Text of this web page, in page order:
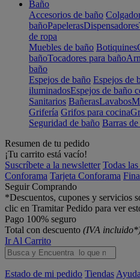
Baño
Accesorios de baño
bañoPapelerasDispensadores
de ropa
Muebles de baño Botiquines
bañoTocadores para baño
baño
Espejos de baño Espejos de
iluminadosEspejos de baño
Sanitarios BañerasLavabos
Grifería Grifos para cocina
Seguridad de baño Barras
Resumen de tu pedido
¡Tu carrito está vacío!
Suscríbete a la newsletter Todas
Conforama Tarjeta Conforama
Seguir Comprando
*Descuentos, cupones y servicios
clic en Tramitar Pedido para ver
Pago 100% seguro
Total con descuento (IVA
Ir Al Carrito
Estado de mi pedido Tiendas Ayuda